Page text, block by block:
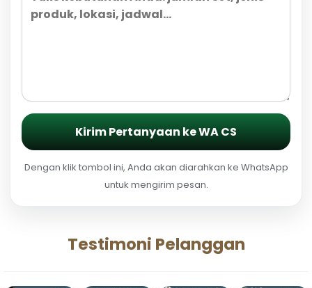
Kirim Pertanyaan ke WA CS
Dengan klik tombol ini, Anda akan diarahkan ke WhatsApp
untuk mengirim pesan.
Testimoni Pelanggan